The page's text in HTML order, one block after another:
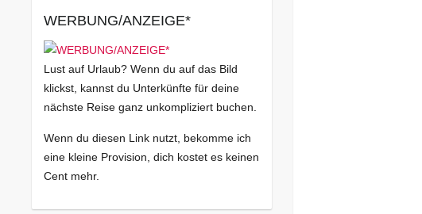
WERBUNG/ANZEIGE*
Lust auf Urlaub? Wenn du auf das Bild
klickst, kannst du Unterkünfte für deine
nächste Reise ganz unkompliziert buchen.
Wenn du diesen Link nutzt, bekomme ich
eine kleine Provision, dich kostet es keinen
Cent mehr.